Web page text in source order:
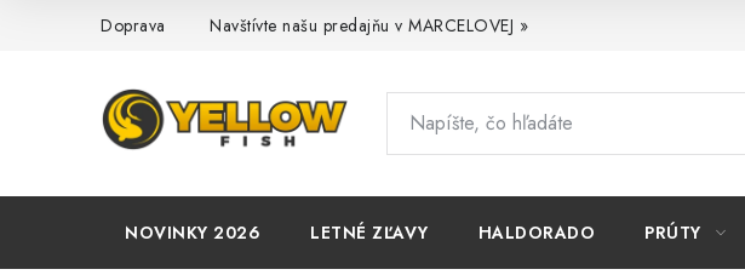
Doprava Navštívte našu predajňu v MARCELOVEJ »
NOVINKY 2026 LETNÉ ZĽAVY HALDORADO PRÚTY